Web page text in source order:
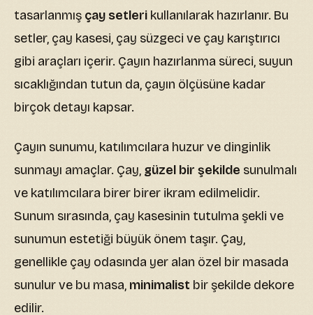
tasarlanmış çay setleri kullanılarak hazırlanır. Bu
setler, çay kasesi, çay süzgeci ve çay karıştırıcı
gibi araçları içerir. Çayın hazırlanma süreci, suyun
sıcaklığından tutun da, çayın ölçüsüne kadar
birçok detayı kapsar.
Çayın sunumu, katılımcılara huzur ve dinginlik
sunmayı amaçlar. Çay, güzel bir şekilde sunulmalı
ve katılımcılara birer birer ikram edilmelidir.
Sunum sırasında, çay kasesinin tutulma şekli ve
sunumun estetiği büyük önem taşır. Çay,
genellikle çay odasında yer alan özel bir masada
sunulur ve bu masa, minimalist bir şekilde dekore
edilir.